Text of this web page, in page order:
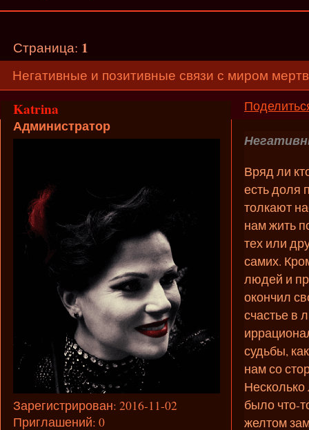
Негативные и позитивные связи с миром
Страница: 1
Katrina
Администратор
Зарегистрирован: 2016-11-02
Приглашений: 0
Вряд ли
есть доля
толкают
нам жить
тех или
самих.
людей и
окончил
счастье в
судьбы,
нам со
было что-
желтом